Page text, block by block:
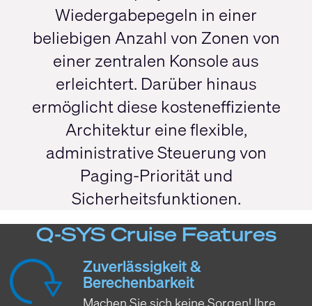
Wiedergabepegeln in einer
beliebigen Anzahl von Zonen von
einer zentralen Konsole aus
erleichtert. Darüber hinaus
ermöglicht diese kosteneffiziente
Architektur eine flexible,
administrative Steuerung von
Paging-Priorität und
Sicherheitsfunktionen.
Q-SYS Cruise Features
Zuverlässigkeit &
Berechenbarkeit
Machen Sie sich keine Sorgen! Ihre